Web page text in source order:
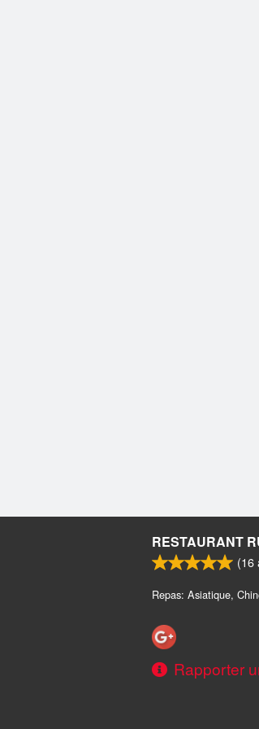
RESTAURANT
(16
Repas: Asiatique,
Rapporter